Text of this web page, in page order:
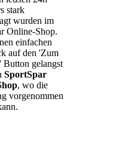
stark
wurden im
Online-Shop.
einfachen
auf den 'Zum
Button gelangst
SportSpar
, wo die
vorgenommen